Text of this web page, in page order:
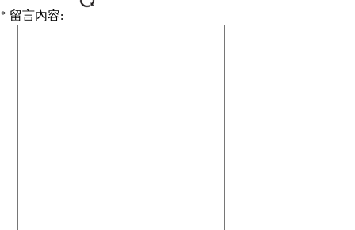
* 留言內容: